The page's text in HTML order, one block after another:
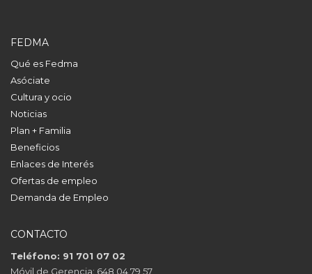
FEDMA
Qué es Fedma
Asóciate
Cultura y ocio
Noticias
Plan + Familia
Beneficios
Enlaces de Interés
Ofertas de empleo
Demanda de Empleo
CONTACTO
Teléfono: 91 701 07 02
Móvil de Gerencia: 648 04 79 57